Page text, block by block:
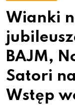
Wianki
BAJM,
Satori
Wstęp